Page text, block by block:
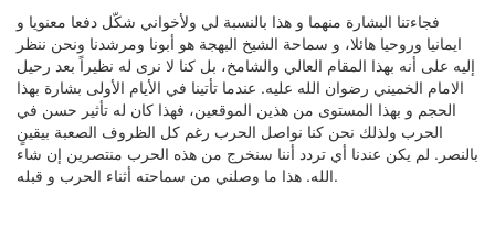
فجاءتنا البشارة منهما و هذا بالنسبة لي ولأخواني شكّل دفعا معنويا و
ايمانيا وروحيا هائلا، و سماحة الشيخ البهجة هو أبونا ومرشدنا ونحن ننظر
إليه على أنه بهذا المقام العالي والشامخ، بل كنا لا نرى له نظيراً بعد رحيل
الامام الخميني رضوان الله عليه. عندما تأتينا في الأيام الأولى بشارة بهذا
الحجم و بهذا المستوى من هذين الموقعين، فهذا كان له تأثير حسن في
الحرب ولذلك نحن كنا نواصل الحرب رغم كل الظروف الصعبة بيقينٍ
بالنصر. لم يكن عندنا أي تردد أننا سنخرج من هذه الحرب منتصرين إن شاء
الله. هذا ما وصلني من سماحته أثناء الحرب و قبله.